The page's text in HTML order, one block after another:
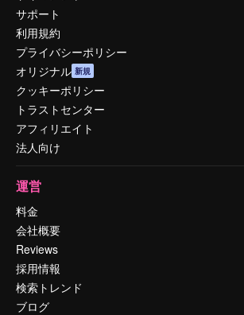
サポート
利用規約
プライバシーポリシー
オリジナル 新規
クッキーポリシー
トラストセンター
アフィリエイト
法人向け
運営
料金
会社概要
Reviews
採用情報
検索トレンド
ブログ